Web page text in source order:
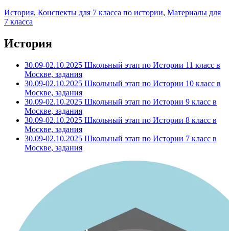
История, Конспекты для 7 класса по истории, Материалы для
7 класса
История
30.09-02.10.2025 Школьный этап по Истории 11 класс в
Москве, задания
30.09-02.10.2025 Школьный этап по Истории 10 класс в
Москве, задания
30.09-02.10.2025 Школьный этап по Истории 9 класс в
Москве, задания
30.09-02.10.2025 Школьный этап по Истории 8 класс в
Москве, задания
30.09-02.10.2025 Школьный этап по Истории 7 класс в
Москве, задания